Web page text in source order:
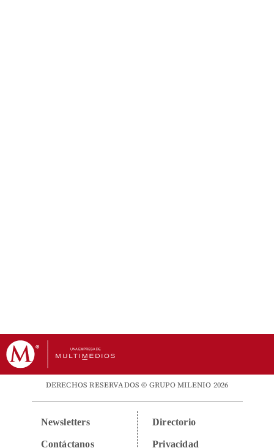
DERECHOS RESERVADOS © GRUPO MILENIO 2026
Newsletters
Contáctanos
Directorio
Privacidad